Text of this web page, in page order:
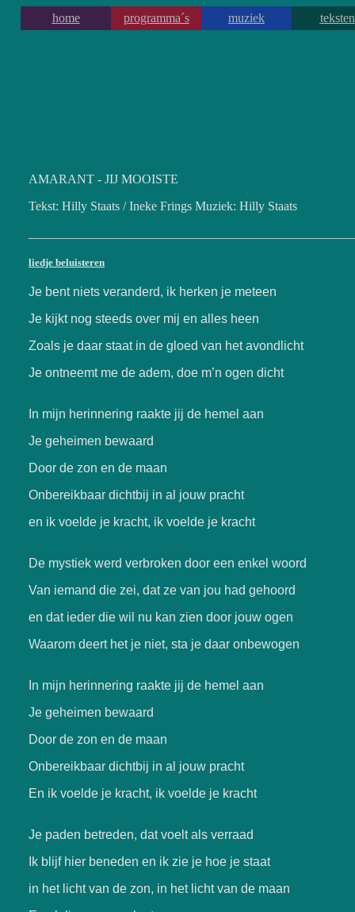
home programma´s muziek teksten
AMARANT - JIJ MOOISTE
Tekst: Hilly Staats / Ineke Frings Muziek: Hilly Staats
liedje beluisteren
Je bent niets veranderd, ik herken je meteen
Je kijkt nog steeds over mij en alles heen
Zoals je daar staat in de gloed van het avondlicht
Je ontneemt me de adem, doe m’n ogen dicht
In mijn herinnering raakte jij de hemel aan
Je geheimen bewaard
Door de zon en de maan
Onbereikbaar dichtbij in al jouw pracht
en ik voelde je kracht, ik voelde je kracht
De mystiek werd verbroken door een enkel woord
Van iemand die zei, dat ze van jou had gehoord
en dat ieder die wil nu kan zien door jouw ogen
Waarom deert het je niet, sta je daar onbewogen
In mijn herinnering raakte jij de hemel aan
Je geheimen bewaard
Door de zon en de maan
Onbereikbaar dichtbij in al jouw pracht
En ik voelde je kracht, ik voelde je kracht
Je paden betreden, dat voelt als verraad
Ik blijf hier beneden en ik zie je hoe je staat
in het licht van de zon, in het licht van de maan